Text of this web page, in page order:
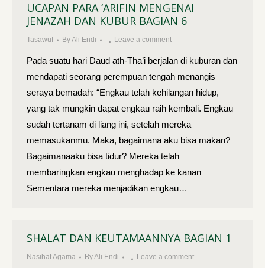
UCAPAN PARA ‘ARIFIN MENGENAI
JENAZAH DAN KUBUR BAGIAN 6
Tasawuf ByAli Endi Leave a comment
Pada suatu hari Daud ath-Tha’i berjalan di kuburan dan
mendapati seorang perempuan tengah menangis
seraya bemadah: “Engkau telah kehilangan hidup,
yang tak mungkin dapat engkau raih kembali. Engkau
sudah tertanam di liang ini, setelah mereka
memasukanmu. Maka, bagaimana aku bisa makan?
Bagaimanaaku bisa tidur? Mereka telah
membaringkan engkau menghadap ke kanan
Sementara mereka menjadikan engkau…
SHALAT DAN KEUTAMAANNYA BAGIAN 1
Nasihat Agama ByAli Endi Leave a comment